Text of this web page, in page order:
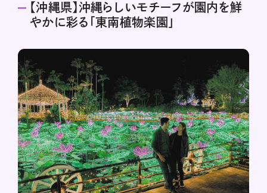
【沖縄県】沖縄らしいモチーフが園内を鮮
やかに彩る「東南植物楽園」